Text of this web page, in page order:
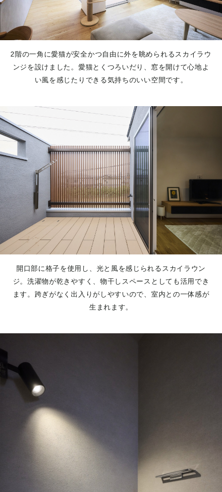
2階の一角に愛猫が安全かつ自由に外を眺められるスカイラウ
ンジを設けました。愛猫とくつろいだり、窓を開けて心地よ
い風を感じたりできる気持ちのいい空間です。
開口部に格子を使用し、光と風を感じられるスカイラウン
ジ。洗濯物が乾きやすく、物干しスペースとしても活用でき
ます。跨ぎがなく出入りがしやすいので、室内との一体感が
生まれます。